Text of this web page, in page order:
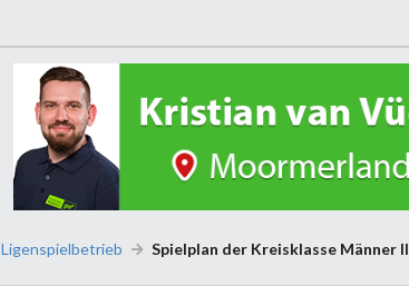
Ligenspielbetrieb Spielplan der Kreisklasse Männer II